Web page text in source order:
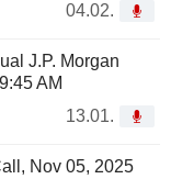
04.02.
J.P. Morgan
AM
13.01.
Nov 05, 2025